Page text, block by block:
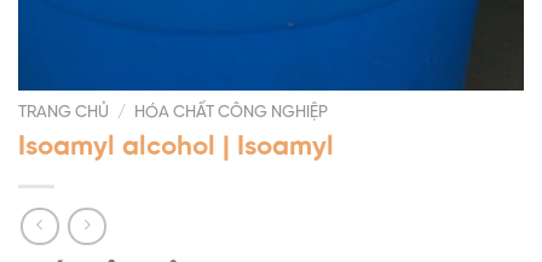
TRANG CHỦ / HÓA CHẤT CÔNG NGHIỆP
Isoamyl alcohol | Isoamyl